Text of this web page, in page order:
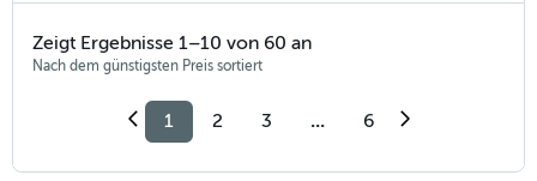
Zeigt Ergebnisse 1–10 von 60 an
Nach dem günstigsten Preis sortiert
1 2 3 ... 6